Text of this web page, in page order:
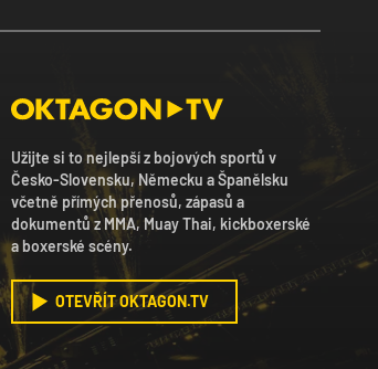
Užijte si to nejlepší z bojových sportů v
Česko-Slovensku, Německu a Španělsku
včetně přímých přenosů, zápasů a
dokumentů z MMA, Muay Thai, kickboxerské
a boxerské scény.
OTEVŘÍT OKTAGON.TV